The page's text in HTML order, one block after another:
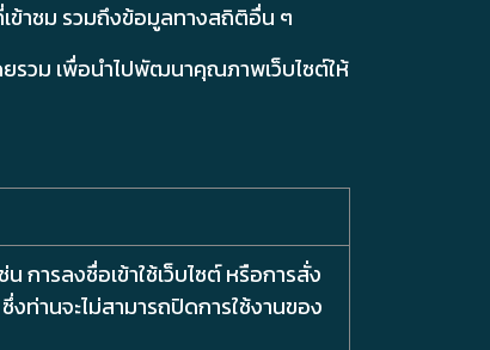
เข้าชม รวมถึงข้อมูลทางสถิติอื่น ๆ
ยรวม เพื่อนำไปพัฒนาคุณภาพเว็บไซต์ให้
การลงชื่อเข้าใช้เว็บไซต์ หรือการสั่ง
ท่านจะไม่สามารถปิดการใช้งานของ